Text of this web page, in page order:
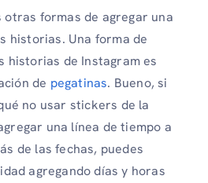
otras formas de agregar una
historias. Una forma de
historias de Instagram es
de pegatinas. Bueno, si
no usar stickers de la
una línea de tiempo a
de las fechas, puedes
agregando días y horas